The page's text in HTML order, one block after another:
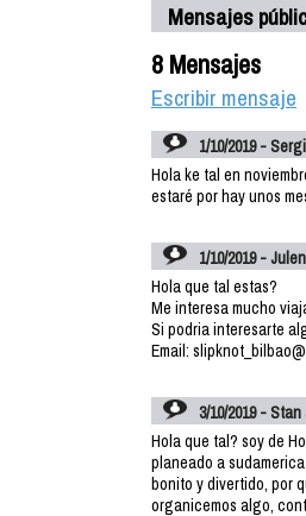
Mensajes
8 Mensajes
Escribir mensaje
1/10/2019 -
Hola ke tal en
estaré por hay unos
1/10/2019 - Julen
Hola que tal estas?
Me interesa mucho
Si podria interesarte
Email:
3/10/2019 -
Hola que tal? soy de
planeado a
bonito y divertido, por
organicemos algo,